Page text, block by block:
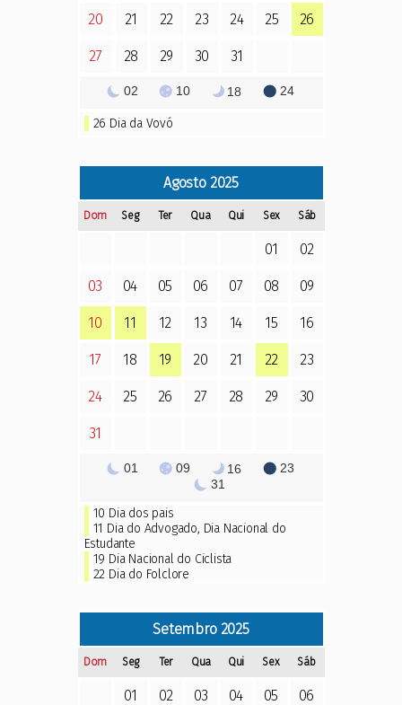
20 21 22 23 24 25 26
27 28 29 30 31
02 10 18 24
26 Dia da Vovó
Agosto2025
Dom Seg Ter Qua Qui Sex Sáb
01 02
03 04 05 06 07 08 09
10 11 12 13 14 15 16
17 18 19 20 21 22 23
24 25 26 27 28 29 30
31
01 09 16
23
31
10 Dia dos pais
11 Dia do Advogado, Dia Nacional do
Estudante
19 Dia Nacional do Ciclista
22 Dia do Folclore
Setembro2025
Dom Seg Ter Qua Qui Sex Sáb
01 02 03 04 05 06